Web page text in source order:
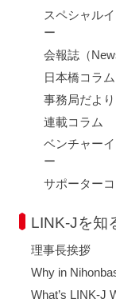
スペシャル
ー
会報誌（
日本橋コラム
事務局だより
連載コラム
ベンチャー
ー
サポーター
LINK-Jを知
理事長挨拶
Why in
What’s LINK-J